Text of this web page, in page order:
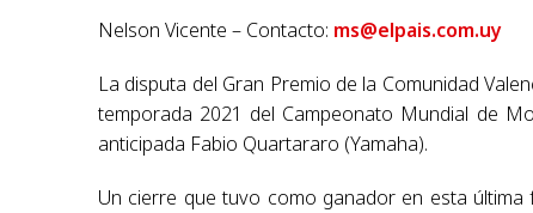
Nelson Vicente – Contacto: ms@elpais.com.uy
La disputa del Gran Premio de la Comunidad
temporada 2021 del Campeonato Mundial de
anticipada Fabio Quartararo (Yamaha).
Un cierre que tuvo como ganador en esta